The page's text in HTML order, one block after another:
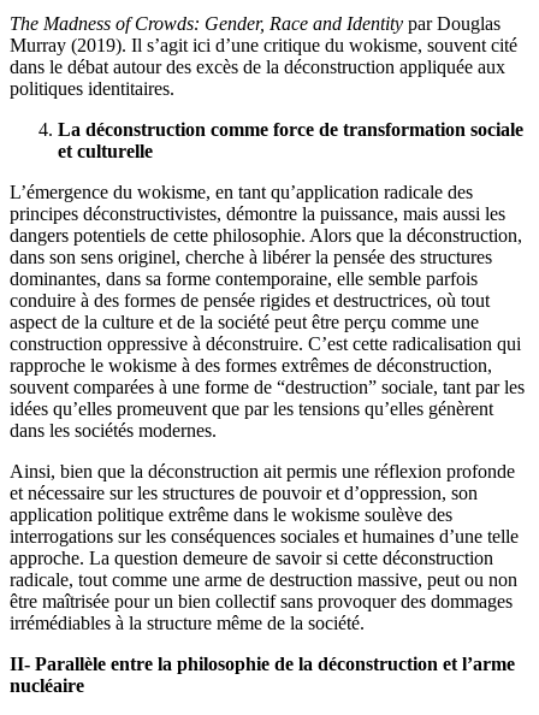
The Madness of Crowds: Gender, Race and Identity par Douglas
Murray (2019). Il s’agit ici d’une critique du wokisme, souvent cité
dans le débat autour des excès de la déconstruction appliquée aux
politiques identitaires.
La déconstruction comme force de transformation sociale
et culturelle
L’émergence du wokisme, en tant qu’application radicale des
principes déconstructivistes, démontre la puissance, mais aussi les
dangers potentiels de cette philosophie. Alors que la déconstruction,
dans son sens originel, cherche à libérer la pensée des structures
dominantes, dans sa forme contemporaine, elle semble parfois
conduire à des formes de pensée rigides et destructrices, où tout
aspect de la culture et de la société peut être perçu comme une
construction oppressive à déconstruire. C’est cette radicalisation qui
rapproche le wokisme à des formes extrêmes de déconstruction,
souvent comparées à une forme de “destruction” sociale, tant par les
idées qu’elles promeuvent que par les tensions qu’elles génèrent
dans les sociétés modernes.
Ainsi, bien que la déconstruction ait permis une réflexion profonde
et nécessaire sur les structures de pouvoir et d’oppression, son
application politique extrême dans le wokisme soulève des
interrogations sur les conséquences sociales et humaines d’une telle
approche. La question demeure de savoir si cette déconstruction
radicale, tout comme une arme de destruction massive, peut ou non
être maîtrisée pour un bien collectif sans provoquer des dommages
irrémédiables à la structure même de la société.
II- Parallèle entre la philosophie de la déconstruction et l’arme
nucléaire